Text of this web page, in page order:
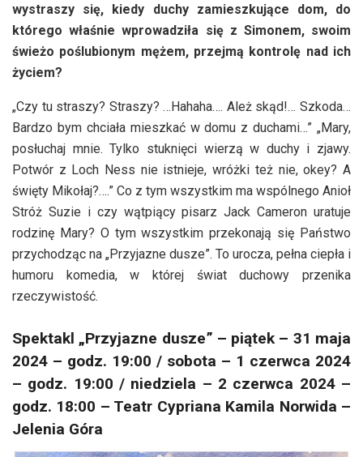
wystraszy się, kiedy duchy zamieszkujące dom, do
którego właśnie wprowadziła się z Simonem, swoim
świeżo poślubionym mężem, przejmą kontrolę nad ich
życiem?
„Czy tu straszy? Straszy? …Hahaha…. Ależ skąd!… Szkoda…
Bardzo bym chciała mieszkać w domu z duchami…” „Mary,
posłuchaj mnie. Tylko stuknięci wierzą w duchy i zjawy.
Potwór z Loch Ness nie istnieje, wróżki też nie, okey? A
święty Mikołaj?….” Co z tym wszystkim ma wspólnego Anioł
Stróż Suzie i czy wątpiący pisarz Jack Cameron uratuje
rodzinę Mary? O tym wszystkim przekonają się Państwo
przychodząc na „Przyjazne dusze”. To urocza, pełna ciepła i
humoru komedia, w której świat duchowy przenika
rzeczywistość.
Spektakl „Przyjazne dusze” – piątek – 31 maja
2024 – godz. 19:00 / sobota – 1 czerwca 2024
– godz. 19:00 / niedziela – 2 czerwca 2024 –
godz. 18:00 – Teatr Cypriana Kamila Norwida –
Jelenia Góra